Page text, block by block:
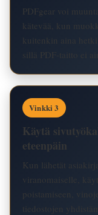
PDFgear voi
kätevää, kun
kuitenkin aina
sillä PDF-taitto ei
Vinkki 3
Käytä
eteenpäin
Kun lähetät
viranomaiselle,
poistamiseen,
tiedostojen